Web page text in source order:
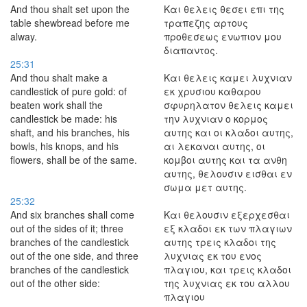
And thou shalt set upon the
table shewbread before me
alway.
Και θελεις θεσει επι της
τραπεζης αρτους
προθεσεως ενωπιον μου
διαπαντος.
25:31
And thou shalt make a
candlestick of pure gold: of
beaten work shall the
candlestick be made: his
shaft, and his branches, his
bowls, his knops, and his
flowers, shall be of the same.
Και θελεις καμει λυχνιαν
εκ χρυσιου καθαρου
σφυρηλατον θελεις καμει
την λυχνιαν ο κορμος
αυτης και οι κλαδοι αυτης,
αι λεκαναι αυτης, οι
κομβοι αυτης και τα ανθη
αυτης, θελουσιν εισθαι εν
σωμα μετ αυτης.
25:32
And six branches shall come
out of the sides of it; three
branches of the candlestick
out of the one side, and three
branches of the candlestick
out of the other side:
Και θελουσιν εξερχεσθαι
εξ κλαδοι εκ των πλαγιων
αυτης τρεις κλαδοι της
λυχνιας εκ του ενος
πλαγιου, και τρεις κλαδοι
της λυχνιας εκ του αλλου
πλαγιου